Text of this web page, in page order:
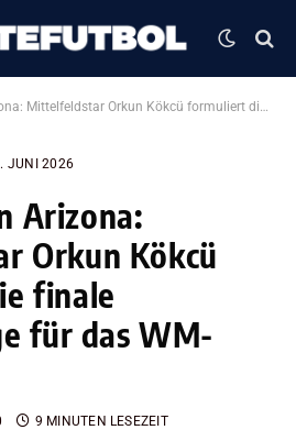
Orkun Kökcü formuliert die finale Kampfansage für das WM-Turnier!
JUNI 2026
Arizona:
Orkun Kökcü
finale
für das WM-
9 MINUTEN LESEZEIT